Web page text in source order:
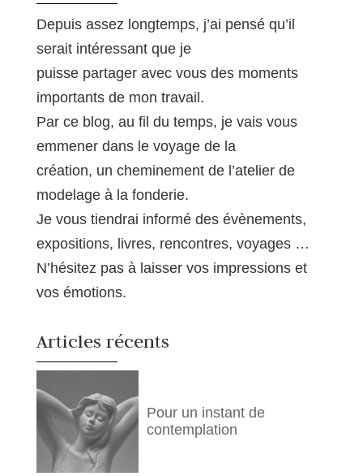
Depuis assez longtemps, j’ai pensé qu’il
serait intéressant que je
puisse partager avec vous des moments
importants de mon travail.
Par ce blog, au fil du temps, je vais vous
emmener dans le voyage de la
création, un cheminement de l’atelier de
modelage à la fonderie.
Je vous tiendrai informé des évènements,
expositions, livres, rencontres, voyages …
N’hésitez pas à laisser vos impressions et
vos émotions.
Articles récents
Pour un instant de
contemplation